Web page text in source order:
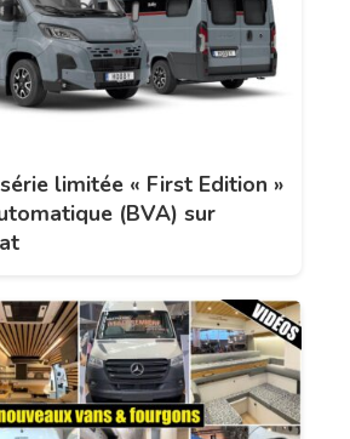
limitée « First Edition »
(BVA) sur